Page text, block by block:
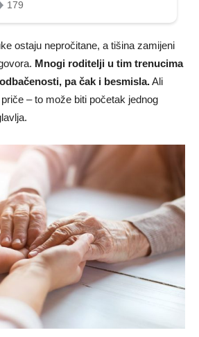
ostaju nepročitane, a tišina zamijeni
Mnogi roditelji u tim trenucima
pa čak i besmisla.Ali
– to može biti početak jednog